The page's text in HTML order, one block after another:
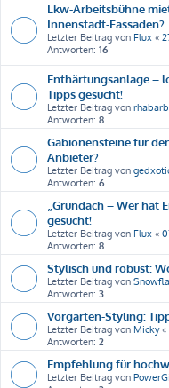
Lkw-Arbeitsbühne
Innenstadt-Fassaden?
Letzter Beitrag von Flux «
Antworten: 16
Enthärtungsanlage –
Tipps gesucht!
Letzter Beitrag von
Antworten: 8
Gabionensteine für
Anbieter?
Letzter Beitrag von
Antworten: 6
„Gründach – Wer hat
gesucht!
Letzter Beitrag von Flux «
Antworten: 8
Stylisch und robust:
Letzter Beitrag von
Antworten: 3
Vorgarten-Styling:
Letzter Beitrag von Micky«
Antworten: 2
Empfehlung für
Letzter Beitrag von